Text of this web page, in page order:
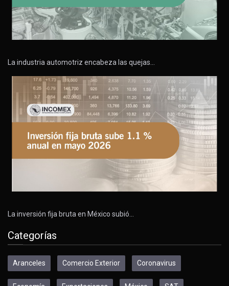
La industria automotriz encabeza las quejas…
La inversión fija bruta en México subió…
Categorías
Aranceles Comercio Exterior Coronavirus